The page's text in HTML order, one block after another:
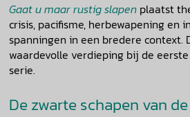
Gaat u maar rustig slapen plaatst
crisis, pacifisme, herbewapening en
spanningen in een bredere context.
waardevolle verdieping bij de
serie.
De zwarte schapen van